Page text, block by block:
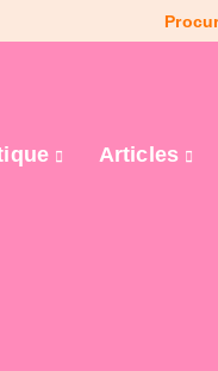
Articles